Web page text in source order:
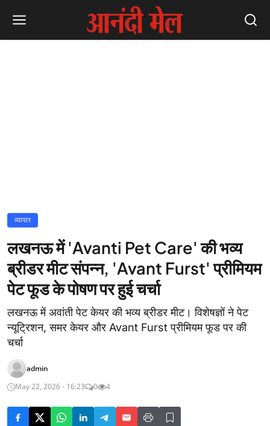
व्यापार
लखनऊ में 'Avanti Pet Care' की भव्य
ब्रीडर मीट संपन्न, 'Avant Furst' प्रीमियम
पेट फूड के पोषण पर हुई चर्चा
लखनऊ में अवांती पेट केयर की भव्य ब्रीडर मीट। विशेषज्ञों ने पेट
न्यूट्रिशन, समर केयर और Avant Furst प्रीमियम फूड पर की
चर्चा
admin
May 22, 2026 - 16:23
0 4